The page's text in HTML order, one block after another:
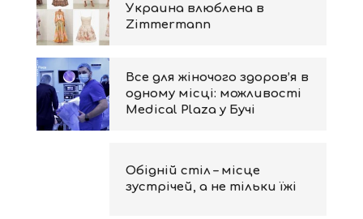
Украина влюблена в
Zimmermann
Все для жіночого здоров’я в
одному місці: можливості
Medical Plaza у Бучі
Обідній стіл – місце
зустрічей, а не тільки їжі